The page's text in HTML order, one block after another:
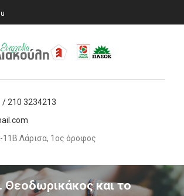
/ 210 3234213
Λάρισα, 1ος όροφος
Θεοδωρικάκος και το